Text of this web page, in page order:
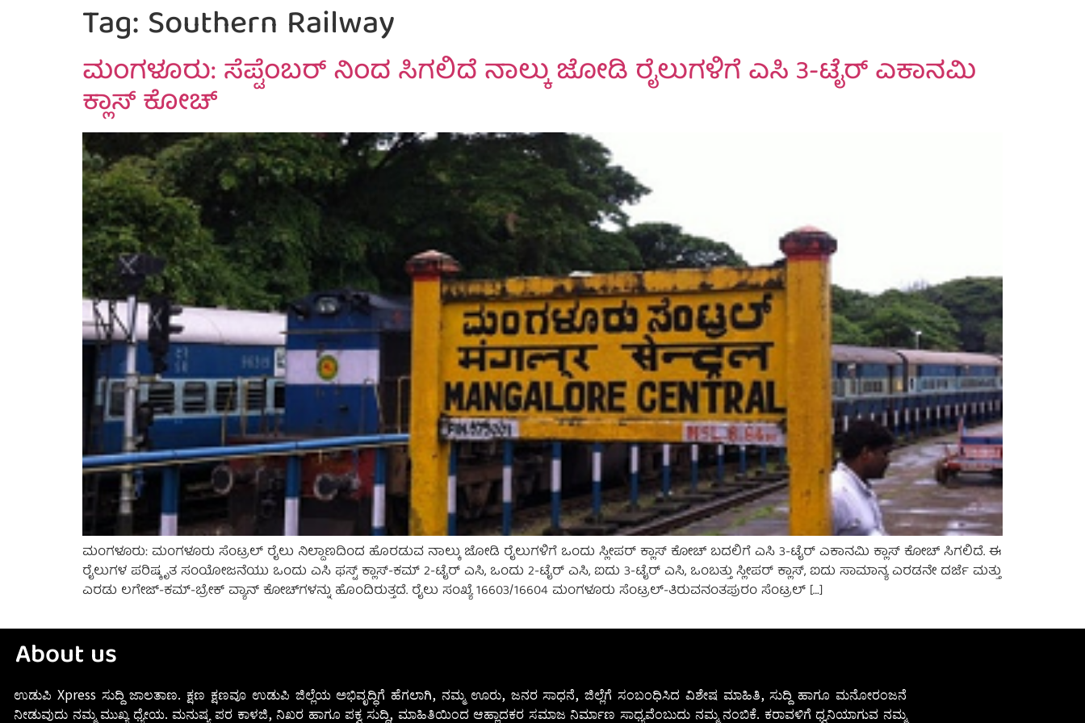
Tag: Southern Railway
ಮಂಗಳೂರು: ಸೆಪ್ಟೆಂಬರ್ ನಿಂದ ಸಿಗಲಿದೆ ನಾಲ್ಕು ಜೋಡಿ ರೈಲುಗಳಿಗೆ ಎಸಿ 3-ಟೈರ್ ಎಕಾನಮಿ
ಕ್ಲಾಸ್ ಕೋಚ್
ಮಂಗಳೂರು: ಮಂಗಳೂರು ಸೆಂಟ್ರಲ್ ರೈಲು ನಿಲ್ದಾಣದಿಂದ ಹೊರಡುವ ನಾಲ್ಕು ಜೋಡಿ ರೈಲುಗಳಿಗೆ ಒಂದು ಸ್ಲೀಪರ್ ಕ್ಲಾಸ್ ಕೋಚ್ ಬದಲಿಗೆ ಎಸಿ 3-ಟೈರ್ ಎಕಾನಮಿ ಕ್ಲಾಸ್ ಕೋಚ್ ಸಿಗಲಿದೆ. ಈ
ರೈಲುಗಳ ಪರಿಷ್ಕೃತ ಸಂಯೋಜನೆಯು ಒಂದು ಎಸಿ ಫಸ್ಟ್ ಕ್ಲಾಸ್-ಕಮ್ 2-ಟೈರ್ ಎಸಿ, ಒಂದು 2-ಟೈರ್ ಎಸಿ, ಐದು 3-ಟೈರ್ ಎಸಿ, ಒಂಬತ್ತು ಸ್ಲೀಪರ್ ಕ್ಲಾಸ್, ಐದು ಸಾಮಾನ್ಯ ಎರಡನೇ ದರ್ಜೆ ಮತ್ತು
ಎರಡು ಲಗೇಜ್-ಕಮ್-ಬ್ರೇಕ್ ವ್ಯಾನ್ ಕೋಚ್‌ಗಳನ್ನು ಹೊಂದಿರುತ್ತದೆ. ರೈಲು ಸಂಖ್ಯೆ 16603/16604 ಮಂಗಳೂರು ಸೆಂಟ್ರಲ್-ತಿರುವನಂತಪುರಂ ಸೆಂಟ್ರಲ್ […]
About us
ಉಡುಪಿ Xpress ಸುದ್ದಿ ಜಾಲತಾಣ. ಕ್ಷಣ ಕ್ಷಣವೂ ಉಡುಪಿ ಜಿಲ್ಲೆಯ ಅಭಿವೃದ್ಧಿಗೆ ಹೆಗಲಾಗಿ, ನಮ್ಮ ಊರು, ಜನರ ಸಾಧನೆ, ಜಿಲ್ಲೆಗೆ ಸಂಬಂಧಿಸಿದ ವಿಶೇಷ ಮಾಹಿತಿ, ಸುದ್ದಿ ಹಾಗೂ ಮನೋರಂಜನೆ
ನೀಡುವುದು ನಮ್ಮ ಮುಖ್ಯ ಧ್ಯೇಯ. ಮನುಷ್ಯ ಪರ ಕಾಳಜಿ, ನಿಖರ ಹಾಗೂ ಪಕ್ವ ಸುದ್ದಿ, ಮಾಹಿತಿಯಿಂದ ಆಹ್ಲಾದಕರ ಸಮಾಜ ನಿರ್ಮಾಣ ಸಾಧ್ಯವೆಂಬುದು ನಮ್ಮ ನಂಬಿಕೆ. ಕರಾವಳಿಗೆ ಧ್ವನಿಯಾಗುವ ನಮ್ಮ